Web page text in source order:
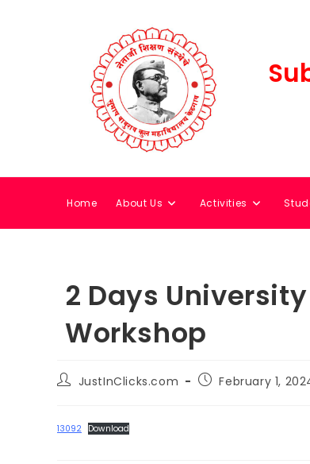
Home About Us Activities
2 Days
Workshop
JustInClicks.com February 1,
13092 Download